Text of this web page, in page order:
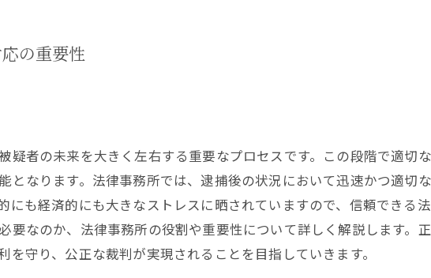
の重要性
疑者の未来を大きく左右する重要なプロセスです。この段階で適切
となります。法律事務所では、逮捕後の状況において迅速かつ適切
にも経済的にも大きなストレスに晒されていますので、信頼できる
要なのか、法律事務所の役割や重要性について詳しく解説します。
を守り、公正な裁判が実現されることを目指していきます。